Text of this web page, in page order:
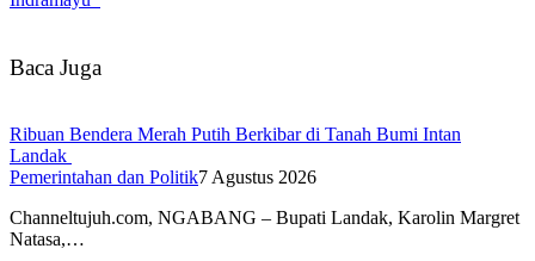
Baca Juga
Ribuan Bendera Merah Putih Berkibar di Tanah Bumi Intan
Landak
Pemerintahan dan Politik7 Agustus 2026
Channeltujuh.com, NGABANG – Bupati Landak, Karolin Margret
Natasa,…